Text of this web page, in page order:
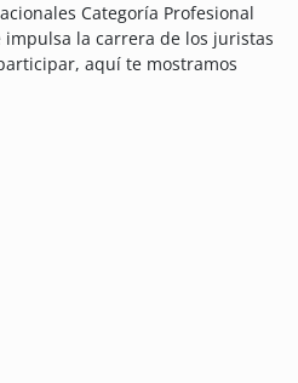
Categoría Profesional
impulsa la carrera de los juristas
aquí te mostramos